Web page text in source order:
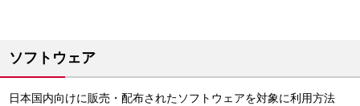
ソフトウェア
日本国内向けに販売・配布されたソフトウェアを対象に利用方法